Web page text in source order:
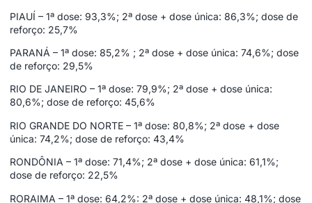
PIAUÍ – 1ª dose: 93,3%; 2ª dose + dose única: 86,3%; dose de
reforço: 25,7%
PARANÁ – 1ª dose: 85,2% ; 2ª dose + dose única: 74,6%; dose
de reforço: 29,5%
RIO DE JANEIRO – 1ª dose: 79,9%; 2ª dose + dose única:
80,6%; dose de reforço: 45,6%
RIO GRANDE DO NORTE – 1ª dose: 80,8%; 2ª dose + dose
única: 74,2%; dose de reforço: 43,4%
RONDÔNIA – 1ª dose: 71,4%; 2ª dose + dose única: 61,1%;
dose de reforço: 22,5%
RORAIMA – 1ª dose: 64,2%: 2ª dose + dose única: 48,1%; dose